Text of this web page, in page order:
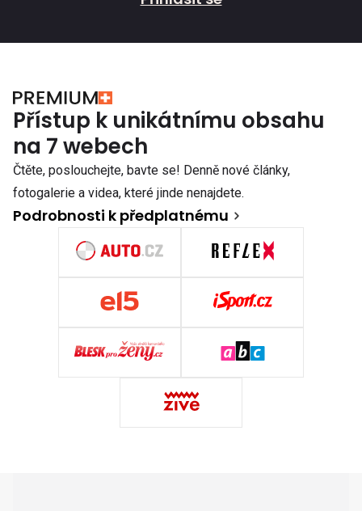
Přístup k unikátnímu obsahu
na 7 webech
Čtěte, poslouchejte, bavte se! Denně nové články,
fotogalerie a videa, které jinde nenajdete.
Podrobnosti k předplatnému